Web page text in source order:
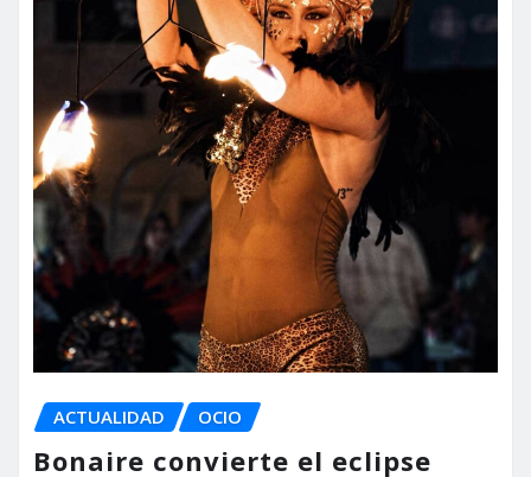
ACTUALIDAD OCIO
Bonaire convierte el eclipse